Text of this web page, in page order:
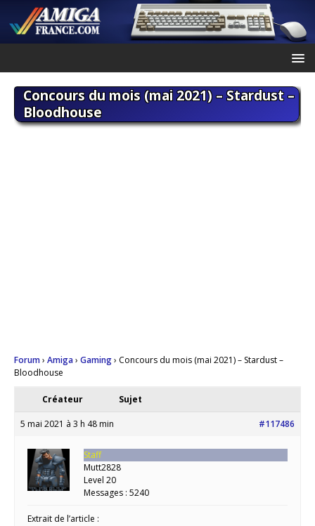
Concours du mois (mai 2021) – Stardust –
Bloodhouse
Forum› Amiga› Gaming› Concours du mois (mai 2021) – Stardust –
Bloodhouse
Créateur Sujet
5 mai 2021 à 3 h 48 min #117486
Staff
Mutt2828
Level 20
Messages : 5240
Extrait de l’article :